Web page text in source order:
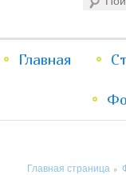
Traveliving
менюГлавная
Главная страница »